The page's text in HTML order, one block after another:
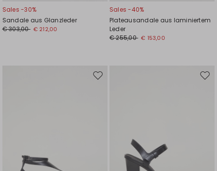
Sales -30%
Sandale aus Glanzleder
€ 303,00 € 212,00
Sales -40%
Plateausandale aus laminiertem
Leder
€ 255,00 € 153,00
Auf
Auf